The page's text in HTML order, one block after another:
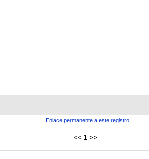
Enlace permanente a este registro
<< 1 >>